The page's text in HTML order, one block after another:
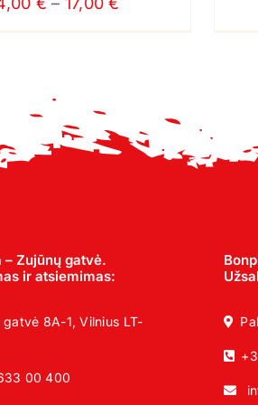
range:
PAGE
– Zujūnų gatvė.
ir atsiemimas:
gatvė 8A-1, Vilnius LT-
00 400